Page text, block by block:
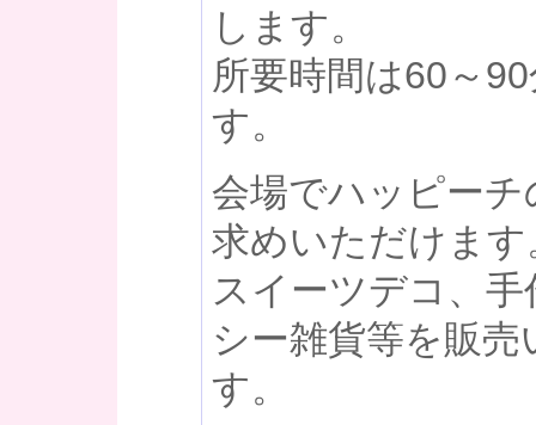
します。
所要時間は60～
す。
会場でハッピー
求めいただけます
スイーツデコ、
シー雑貨等を販売
す。